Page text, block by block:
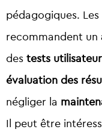
pédagogiques.
recommandent un
des tests
évaluation des
négliger la
Il peut être